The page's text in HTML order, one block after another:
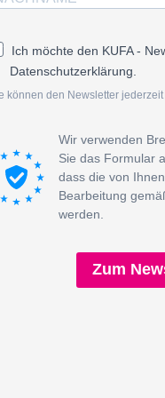
Ich möchte den KUFA -
Datenschutzerklärung.
können den Newsletter
Wir verwenden
Sie das Formular
dass die von
Bearbeitung
werden.
Zum